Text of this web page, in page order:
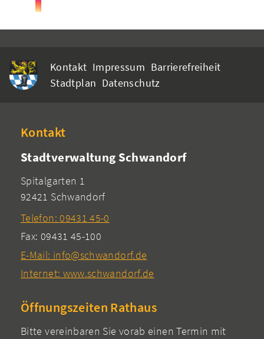
Kontakt Impressum Barrierefreiheit
Stadtplan Datenschutz
Kontakt
Stadtverwaltung Schwandorf
Spitalgarten 1
92421 Schwandorf
Telefon: 09431 45-0
Fax: 09431 45-100
E-Mail: info@schwandorf.de
Internet: www.schwandorf.de
Öffnungszeiten Rathaus
Bitte vereinbaren Sie vorab einen Termin mit